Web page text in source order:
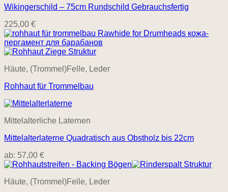
Wikingerschild – 75cm Rundschild Gebrauchsfertig
225,00 €
Häute, (Trommel)Felle, Leder
Rohhaut für Trommelbau
Mittelalterliche Laternen
Mittelalterlaterne Quadratisch aus Obstholz bis 22cm
ab: 57,00 €
Häute, (Trommel)Felle, Leder